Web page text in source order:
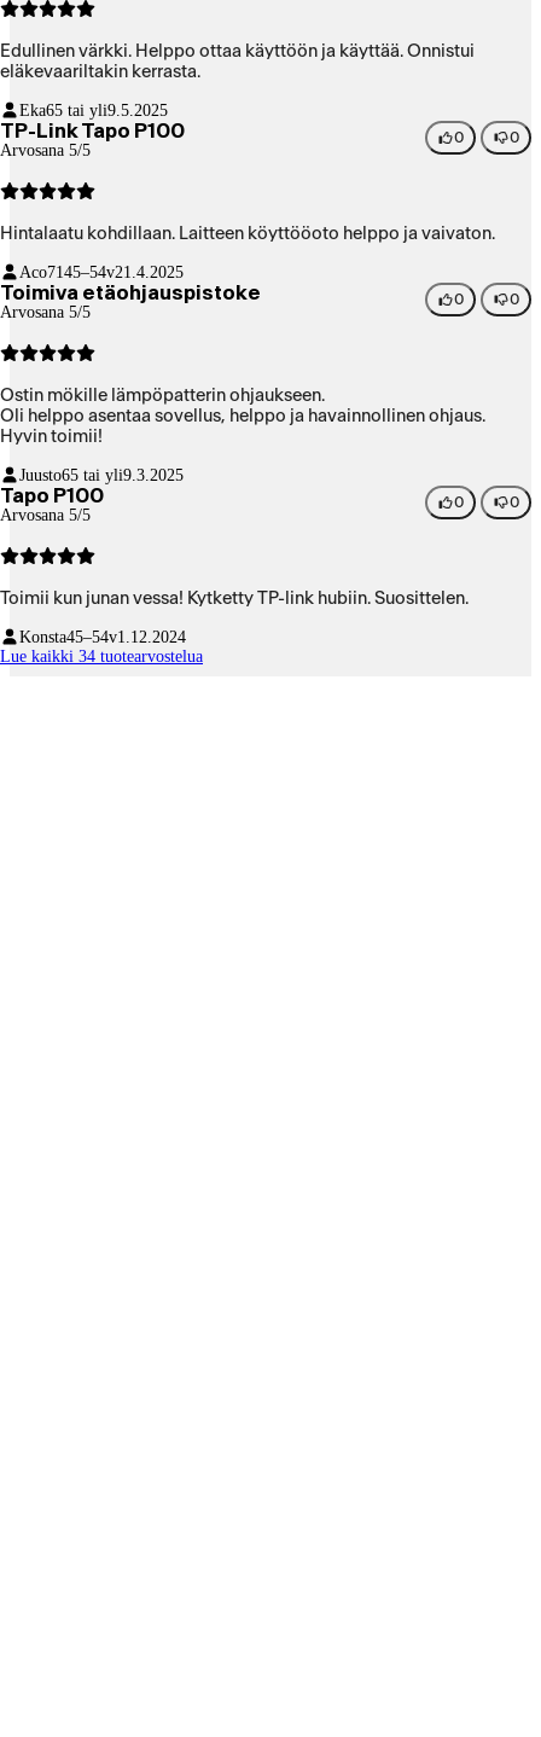
Edullinen värkki. Helppo ottaa käyttöön ja käyttää. Onnistui
eläkevaariltakin kerrasta.
Eka65 tai yli9.5.2025
TP-Link Tapo P100
Arvosana 5/5
0 0
Hintalaatu kohdillaan. Laitteen köyttööoto helppo ja vaivaton.
Aco7145–54v21.4.2025
Toimiva etäohjauspistoke
Arvosana 5/5
0 0
Ostin mökille lämpöpatterin ohjaukseen.
Oli helppo asentaa sovellus, helppo ja havainnollinen ohjaus.
Hyvin toimii!
Juusto65 tai yli9.3.2025
Tapo P100
Arvosana 5/5
0 0
Toimii kun junan vessa! Kytketty TP-link hubiin. Suosittelen.
Konsta45–54v1.12.2024
Lue kaikki 34 tuotearvostelua